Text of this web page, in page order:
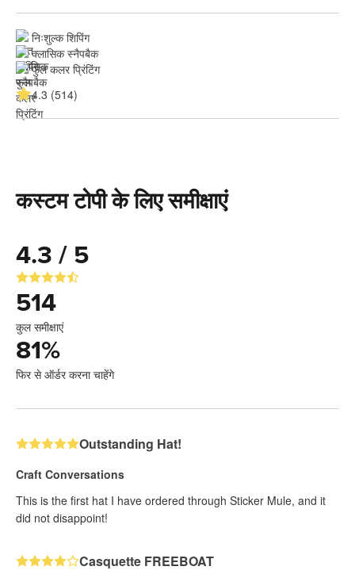
निःशुल्क शिपिंग
क्लासिक स्नैपबैक
फुल कलर प्रिंटिंग
4.3 (514)
कस्टम टोपी के लिए समीक्षाएं
4.3 / 5
514
कुल समीक्षाएं
81%
फिर से ऑर्डर करना चाहेंगे
Outstanding Hat!
Craft Conversations
This is the first hat I have ordered through Sticker Mule, and it
did not disappoint!
Casquette FREEBOAT